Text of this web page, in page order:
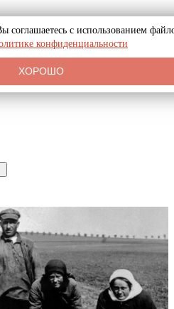
соглашаетесь с использованием
конфиденциальности
ХОРОШО